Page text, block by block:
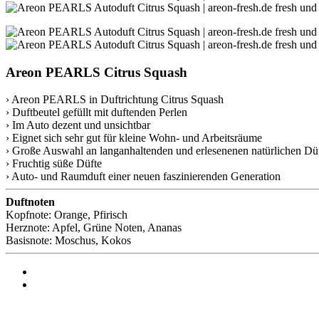
Areon PEARLS Citrus Squash
› Areon PEARLS in Duftrichtung Citrus Squash
› Duftbeutel gefüllt mit duftenden Perlen
› Im Auto dezent und unsichtbar
› Eignet sich sehr gut für kleine Wohn- und Arbeitsräume
› Große Auswahl an langanhaltenden und erlesenenen natürlichen
› Fruchtig süße Düfte
› Auto- und Raumduft einer neuen faszinierenden Generation
Duftnoten
Kopfnote: Orange, Pfirisch
Herznote: Apfel, Grüne Noten, Ananas
Basisnote: Moschus, Kokos